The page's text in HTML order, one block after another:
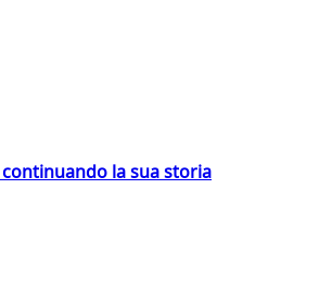
la sua storia